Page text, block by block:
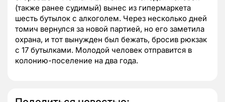
(также ранее судимый) вынес из гипермаркета
шесть бутылок с алкоголем. Через несколько дней
томич вернулся за новой партией, но его заметила
охрана, и тот вынужден был бежать, бросив рюкзак
с 17 бутылками. Молодой человек отправится в
колонию-поселение на два года.